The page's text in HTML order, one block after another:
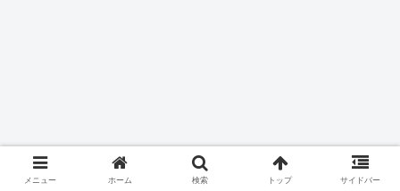
メニュー ホーム 検索 トップ サイドバー